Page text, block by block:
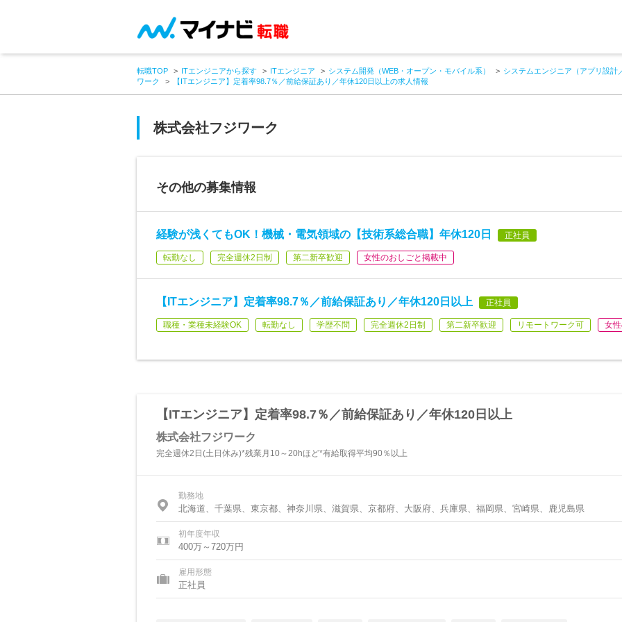
転職TOP ITエンジニアから探す ITエンジニア システム開発（WEB・オープン・モバイル系） システムエンジニア（アプリ設計
ワーク
【ITエンジニア】定着率98.7％／前給保証あり／年休120日以上の求人情報
株式会社フジワーク
その他の募集情報
経験が浅くてもOK！機械・電気領域の【技術系総合職】年休120日 正社員
転勤なし 完全週休2日制 第二新卒歓迎 女性のおしごと掲載中
【ITエンジニア】定着率98.7％／前給保証あり／年休120日以上 正社員
職種・業種未経験OK 転勤なし 学歴不問 完全週休2日制 第二新卒歓迎 リモートワーク可 女
【ITエンジニア】定着率98.7％／前給保証あり／年休120日以上
株式会社フジワーク
完全週休2日(土日休み)*残業月10～20hほど*有給取得平均90％以上
勤務地
北海道、千葉県、東京都、神奈川県、滋賀県、京都府、大阪府、兵庫県、福岡県、宮崎県、鹿児島県
初年度年収
400万～720万円
雇用形態
正社員